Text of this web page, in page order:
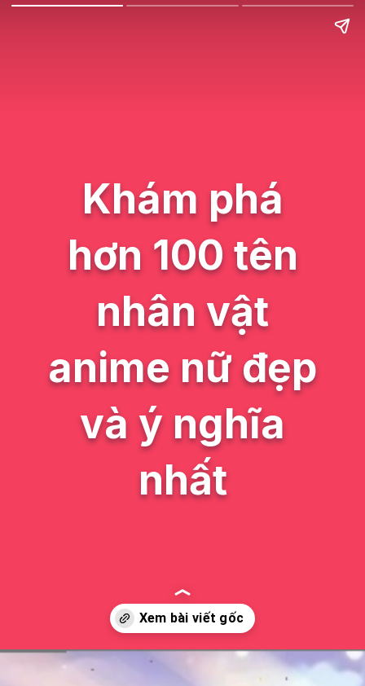
Khám phá
hơn 100 tên
nhân vật
anime nữ đẹp
và ý nghĩa
nhất
Đang mở https://issiloo.edu.vn/ten-nhan-vat-anime-nu